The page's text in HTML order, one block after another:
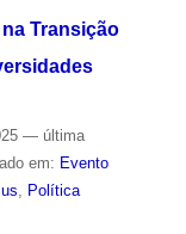
Transição
— última
em: Evento
, Política